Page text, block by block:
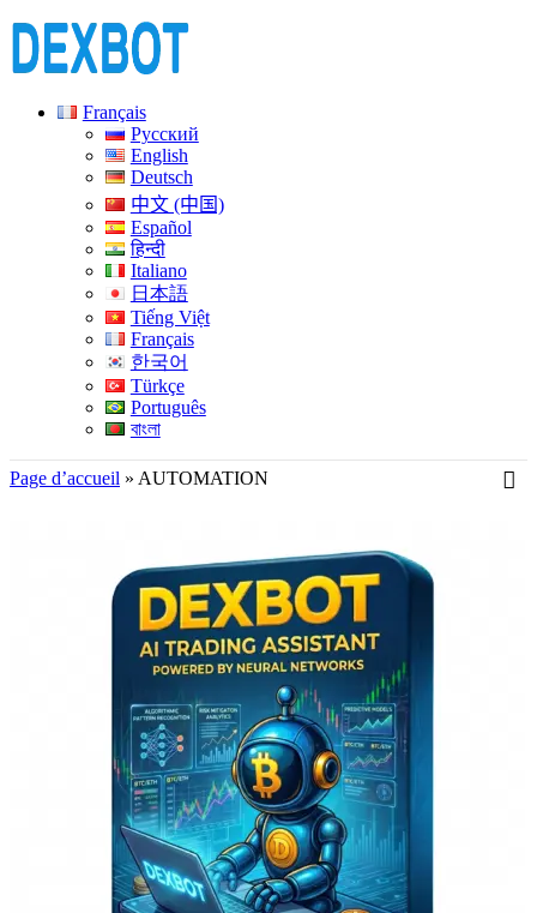
Français
Русский
English
Deutsch
中文 (中国)
Español
हिन्दी
Italiano
日本語
Tiếng Việt
Français
한국어
Türkçe
Português
বাংলা
Page d’accueil » AUTOMATION